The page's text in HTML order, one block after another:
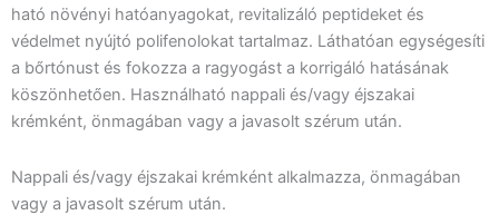
ható növényi hatóanyagokat, revitalizáló peptideket és
védelmet nyújtó polifenolokat tartalmaz. Láthatóan egységesíti
a bőrtónust és fokozza a ragyogást a korrigáló hatásának
köszönhetően. Használható nappali és/vagy éjszakai
krémként, önmagában vagy a javasolt szérum után.
Nappali és/vagy éjszakai krémként alkalmazza, önmagában
vagy a javasolt szérum után.